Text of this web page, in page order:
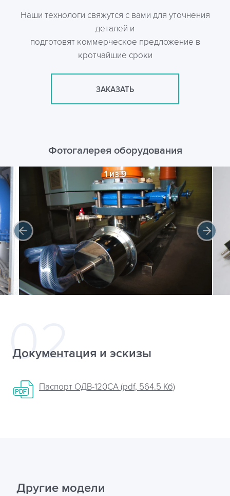
Наши технологи свяжутся с вами для уточнения
деталей и
подготовят коммерческое предложение в
кротчайшие сроки
ЗАКАЗАТЬ
Фотогалерея оборудования
1 из 9
Документация и эскизы
Паспорт ОДВ-120СА (pdf, 564.5 Кб)
Другие модели